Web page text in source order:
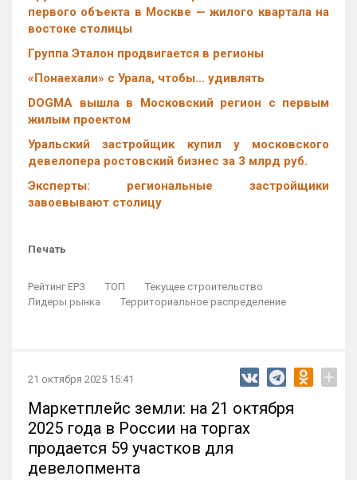
первого объекта в Москве — жилого квартала на
востоке столицы
Группа Эталон продвигается в регионы
«Понаехали» с Урала, чтобы… удивлять
DOGMA вышла в Московский регион с первым
жилым проектом
Уральский застройщик купил у московского
девелопера ростовский бизнес за 3 млрд руб.
Эксперты: региональные застройщики
завоевывают столицу
Печать
Рейтинг ЕРЗ ТОП
Текущее строительство
Лидеры рынка
Территориальное распределение
21 октября 2025 15:41 +
Маркетплейс земли: на 21 октября
2025 года в России на торгах
продается 59 участков для
девелопмента